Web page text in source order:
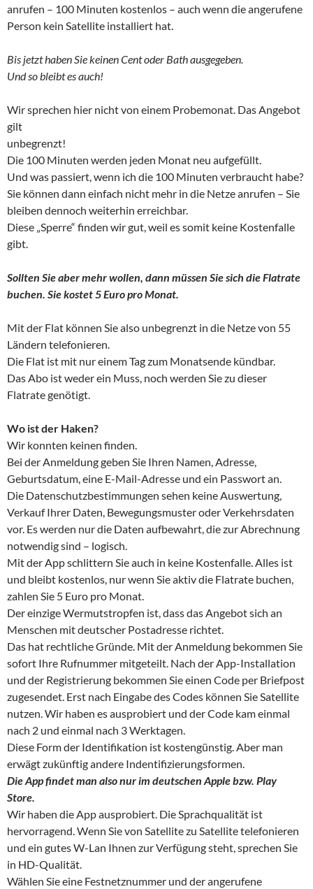
anrufen – 100 Minuten kostenlos – auch wenn die angerufene
Person kein Satellite installiert hat.
Bis jetzt haben Sie keinen Cent oder Bath ausgegeben.
Und so bleibt es auch!
Wir sprechen hier nicht von einem Probemonat. Das Angebot
gilt
unbegrenzt!
Die 100 Minuten werden jeden Monat neu aufgefüllt.
Und was passiert, wenn ich die 100 Minuten verbraucht habe?
Sie können dann einfach nicht mehr in die Netze anrufen – Sie
bleiben dennoch weiterhin erreichbar.
Diese „Sperre“ finden wir gut, weil es somit keine Kostenfalle
gibt.
Sollten Sie aber mehr wollen, dann müssen Sie sich die Flatrate
buchen. Sie kostet 5 Euro pro Monat.
Mit der Flat können Sie also unbegrenzt in die Netze von 55
Ländern telefonieren.
Die Flat ist mit nur einem Tag zum Monatsende kündbar.
Das Abo ist weder ein Muss, noch werden Sie zu dieser
Flatrate genötigt.
Wo ist der Haken?
Wir konnten keinen finden.
Bei der Anmeldung geben Sie Ihren Namen, Adresse,
Geburtsdatum, eine E-Mail-Adresse und ein Passwort an.
Die Datenschutzbestimmungen sehen keine Auswertung,
Verkauf Ihrer Daten, Bewegungsmuster oder Verkehrsdaten
vor. Es werden nur die Daten aufbewahrt, die zur Abrechnung
notwendig sind – logisch.
Mit der App schlittern Sie auch in keine Kostenfalle. Alles ist
und bleibt kostenlos, nur wenn Sie aktiv die Flatrate buchen,
zahlen Sie 5 Euro pro Monat.
Der einzige Wermutstropfen ist, dass das Angebot sich an
Menschen mit deutscher Postadresse richtet.
Das hat rechtliche Gründe. Mit der Anmeldung bekommen Sie
sofort Ihre Rufnummer mitgeteilt. Nach der App-Installation
und der Registrierung bekommen Sie einen Code per Briefpost
zugesendet. Erst nach Eingabe des Codes können Sie Satellite
nutzen. Wir haben es ausprobiert und der Code kam einmal
nach 2 und einmal nach 3 Werktagen.
Diese Form der Identifikation ist kostengünstig. Aber man
erwägt zukünftig andere Indentifizierungsformen.
Die App findet man also nur im deutschen Apple bzw. Play
Store.
Wir haben die App ausprobiert. Die Sprachqualität ist
hervorragend. Wenn Sie von Satellite zu Satellite telefonieren
und ein gutes W-Lan Ihnen zur Verfügung steht, sprechen Sie
in HD-Qualität.
Wählen Sie eine Festnetznummer und der angerufene